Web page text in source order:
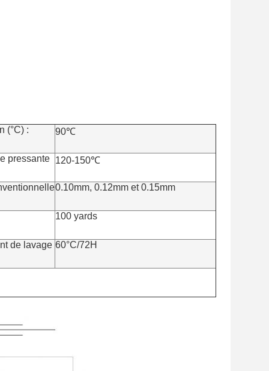
(°C) : 90℃
pressante 120-150℃
0.10mm, 0.12mm et 0.15mm
100 yards
de lavage 60°C/72H